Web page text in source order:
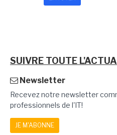
SUIVRE TOUTE
Newsletter
Recevez notre newsletter
professionnels de l'IT!
JE M'ABONNE